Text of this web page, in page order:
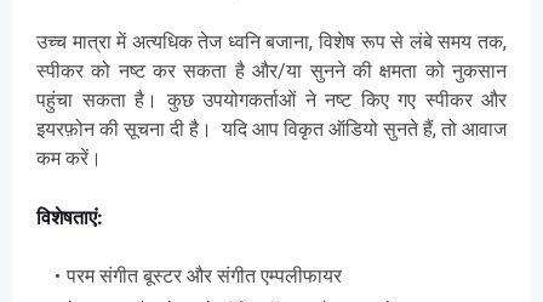
उच्च मात्रा में अत्यधिक तेज ध्वनि बजाना, विशेष रूप से लंबे समय तक,
स्पीकर को नष्ट कर सकता है और/या सुनने की क्षमता को नुकसान
पहुंचा सकता है। कुछ उपयोगकर्ताओं ने नष्ट किए गए स्पीकर और
इयरफ़ोन की सूचना दी है। यदि आप विकृत ऑडियो सुनते हैं, तो आवाज
कम करें ।
विशेषताएं:
परम संगीत बूस्टर और संगीत एम्पलीफायर